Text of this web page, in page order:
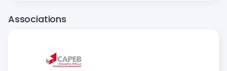
Associations